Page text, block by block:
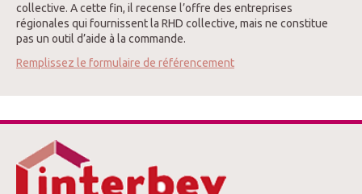
collective. A cette fin, il recense l’offre des entreprises
régionales qui fournissent la RHD collective, mais ne constitue
pas un outil d’aide à la commande.
Remplissez le formulaire de référencement